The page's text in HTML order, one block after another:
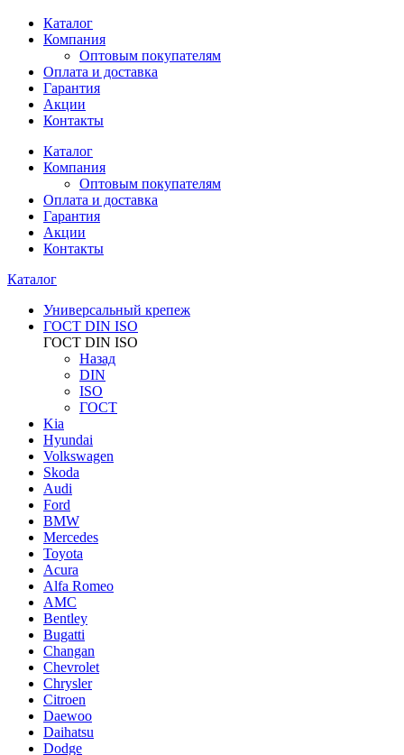
Каталог
Компания
Оптовым покупателям
Оплата и доставка
Гарантия
Акции
Контакты
Каталог
Компания
Оптовым покупателям
Оплата и доставка
Гарантия
Акции
Контакты
Каталог
Универсальный крепеж
ГОСТ DIN ISO
ГОСТ DIN ISO
Назад
DIN
ISO
ГОСТ
Kia
Hyundai
Volkswagen
Skoda
Audi
Ford
BMW
Mercedes
Toyota
Acura
Alfa Romeo
AMC
Bentley
Bugatti
Changan
Chevrolet
Chrysler
Citroen
Daewoo
Daihatsu
Dodge